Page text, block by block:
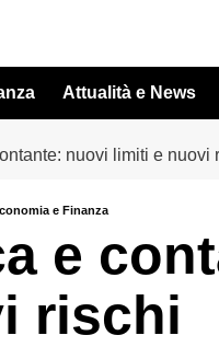
Attualità e News
nuovi limiti e nuovi
e Finanza
e
rischi